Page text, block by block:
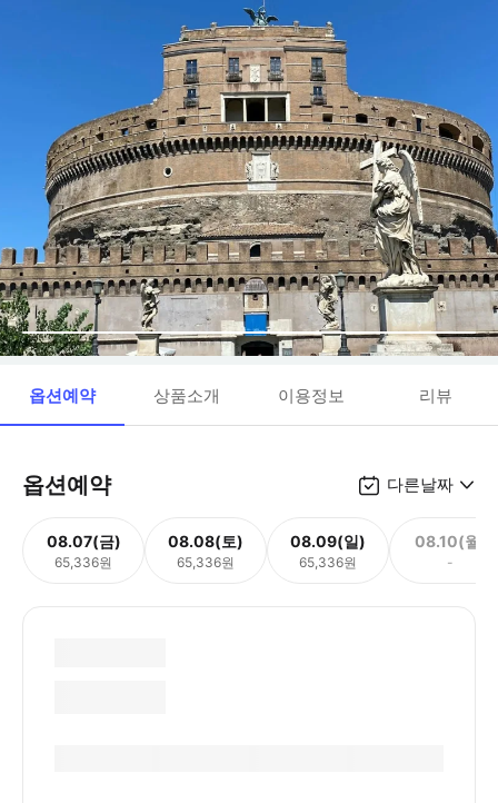
옵션예약 상품소개 이용정보 리뷰
옵션예약 다른날짜
08.07(금)
65,336원
08.08(토)
65,336원
08.09(일)
65,336원
08.10(월)
-